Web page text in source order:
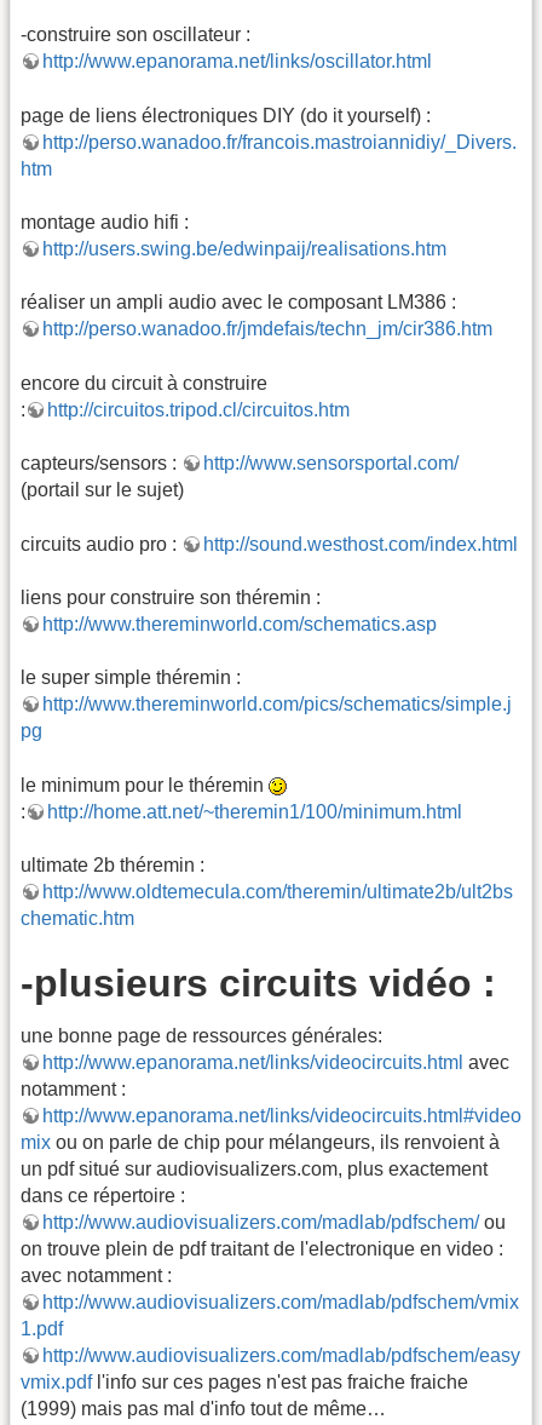
-construire son oscillateur :
http://www.epanorama.net/links/oscillator.html
page de liens électroniques DIY (do it yourself) :
http://perso.wanadoo.fr/francois.mastroiannidiy/_Divers.
htm
montage audio hifi :
http://users.swing.be/edwinpaij/realisations.htm
réaliser un ampli audio avec le composant LM386 :
http://perso.wanadoo.fr/jmdefais/techn_jm/cir386.htm
encore du circuit à construire
:
http://circuitos.tripod.cl/circuitos.htm
capteurs/sensors :
http://www.sensorsportal.com/
(portail sur le sujet)
circuits audio pro : http://sound.westhost.com/index.html
liens pour construire son théremin :
http://www.thereminworld.com/schematics.asp
le super simple théremin :
http://www.thereminworld.com/pics/schematics/simple.j
pg
le minimum pour le théremin
:
http://home.att.net/~theremin1/100/minimum.html
ultimate 2b théremin :
http://www.oldtemecula.com/theremin/ultimate2b/ult2bs
chematic.htm
-plusieurs circuits vidéo :
une bonne page de ressources générales:
http://www.epanorama.net/links/videocircuits.html avec
notamment :
http://www.epanorama.net/links/videocircuits.html#video
mix ou on parle de chip pour mélangeurs, ils renvoient à
un pdf situé sur audiovisualizers.com, plus exactement
dans ce répertoire :
http://www.audiovisualizers.com/madlab/pdfschem/ou
on trouve plein de pdf traitant de l'electronique en video :
avec notamment :
http://www.audiovisualizers.com/madlab/pdfschem/vmix
1.pdf
http://www.audiovisualizers.com/madlab/pdfschem/easy
vmix.pdfl'info sur ces pages n'est pas fraiche fraiche
(1999) mais pas mal d'info tout de même…